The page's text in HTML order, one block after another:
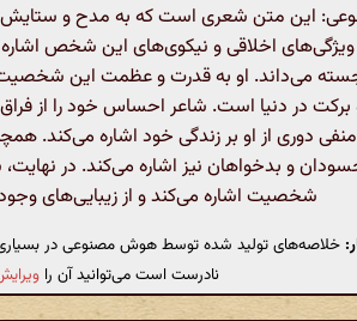
این متن شعری است که به مدح و ستایش
اخلاقی و نیکوی‌های این شخص اشاره
می‌داند. او به قدرت و عظمت این شخصیت
در دنیا است. شاعر احساس خود را از
منفی دوری از او بر زندگی خود اشاره می‌کند.
و بدخواهان نیز اشاره می‌کند. در نهایت،
شخصیت اشاره می‌کند و از زیبایی‌های
خلاصه‌های تولید شده توسط هوش مصنوعی در بسیاری
نادرست است می‌توانید آن را